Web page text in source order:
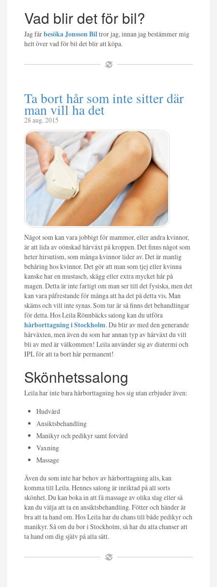
Vad blir det för bil?
Jag fårbesöka Jonsson Biltror jag, innan jag bestämmer mig
helt över vad för bil det blir att köpa.
Ta bort hår som inte sitter där
man vill ha det
28 aug. 2015
Något som kan vara jobbigt för mammor, eller andra kvinnor,
är att lida av oönskad hårväxt på kroppen. Det finns något som
heter hirsutism, som många kvinnor lider av. Det är manlig
behåring hos kvinnor. Det gör att man som tjej eller kvinna
kanske har en mustasch, skägg eller extra mycket hår på
magen. Detta är inte farligt om man ser till det fysiska, men det
kan vara påfrestande för många att ha det på detta vis. Man
skäms och vill inte synas. Som tur är så finns det behandlingar
för detta. Hos Leila Rönnbäcks salong kan du utföra
hårborttagning i Stockholm. Du blir av med den generande
hårväxten, men även du som har annan typ av hårväxt du vill
bli av med är välkommen! Leila använder sig av diatermi och
IPL för att ta bort hår permanent!
Skönhetssalong
Leila har inte bara hårborttagning hos sig utan erbjuder även:
Hudvård
Ansiktsbehandling
Manikyr och pedikyr samt fotvård
Vaxning
Massage
Även du som inte har behov av hårborttagning alls, kan
komma till Leila. Hennes salong är inriktad på all sorts
skönhet. Du kan boka in att få massage av olika slag eller så
kan du välja att ta en ansiktsbehandling. Fötter och händer är
bra att ta hand om. Hos Leila har du chans till både pedikyr och
manikyr. Så om du bor i Stockholm, så har du alla chanser att
ta hand om dig själv på alla sätt.